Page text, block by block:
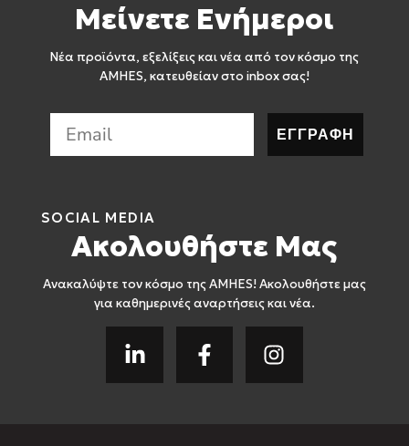
Μείνετε Ενήμεροι
Νέα προϊόντα, εξελίξεις και νέα από τον κόσμο της
AMHES, κατευθείαν στο inbox σας!
ΕΓΓΡΑΦΗ
SOCIAL MEDIA
Ακολουθήστε Μας
Ανακαλύψτε τον κόσμο της AMHES! Ακολουθήστε μας
για καθημερινές αναρτήσεις και νέα.